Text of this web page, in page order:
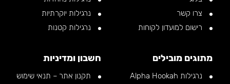
צרו קשר
רישום למועדון לקוחות
נרגילות יוקרתיות
נרגילות קטנות
מתוגים מובילים
נרגילות Alpha Hookah
חשבון ומדיניות
תקנון אתר – תנאי שימוש